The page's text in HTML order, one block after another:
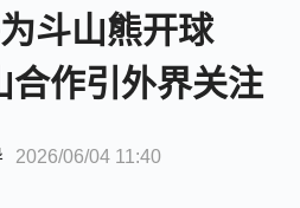
斗山熊开球
合作引外界关注
2026/06/04 11:40